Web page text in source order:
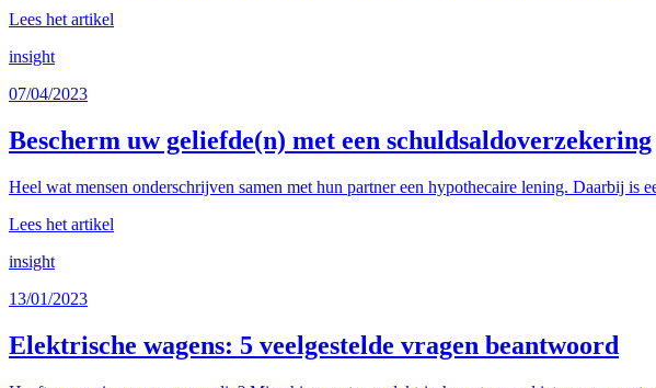
Lees het artikel
insight
07/04/2023
Bescherm uw geliefde(n) met een schuldsaldoverzekering
Heel wat mensen onderschrijven samen met hun partner een hypothecaire lening. Daarbij is
Lees het artikel
insight
13/01/2023
Elektrische wagens: 5 veelgestelde vragen beantwoord